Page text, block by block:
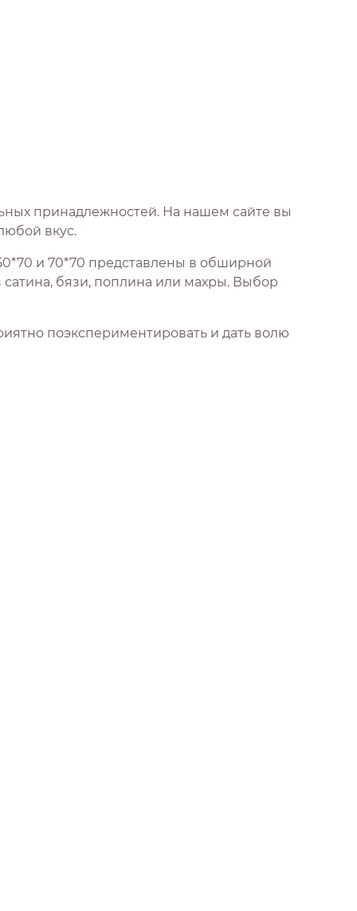
принадлежностей. На нашем сайте вы
вкус.
и 70*70 представлены в обширной
бязи, поплина или махры. Выбор
поэкспериментировать и дать волю